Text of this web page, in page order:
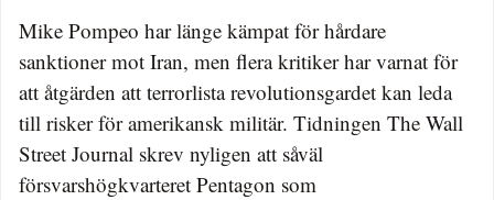
Mike Pompeo har länge kämpat för hårdare
sanktioner mot Iran, men flera kritiker har varnat för
att åtgärden att terrorlista revolutionsgardet kan leda
till risker för amerikansk militär. Tidningen The Wall
Street Journal skrev nyligen att såväl
försvarshögkvarteret Pentagon som